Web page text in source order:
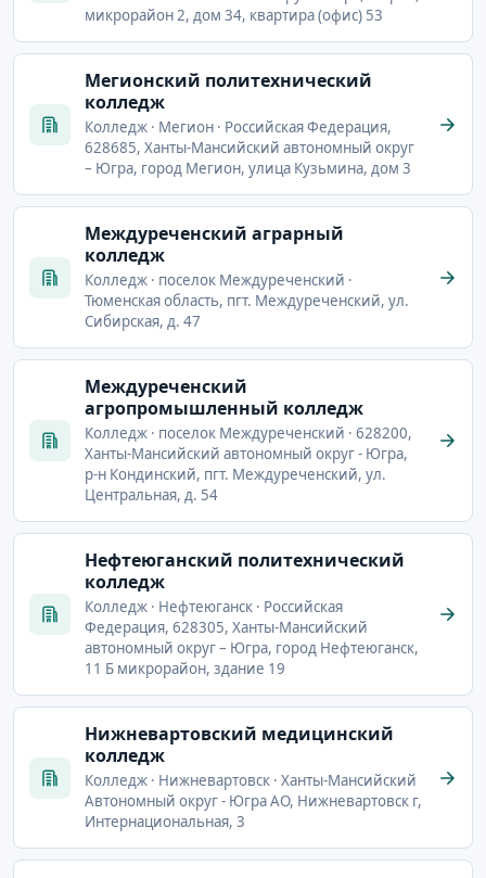
микрорайон 2, дом 34, квартира (офис) 53
Мегионский политехнический
колледж
Колледж · Мегион · Российская Федерация,
628685, Ханты-Мансийский автономный округ
– Югра, город Мегион, улица Кузьмина, дом 3
Междуреченский аграрный
колледж
Колледж · поселок Междуреченский ·
Тюменская область, пгт. Междуреченский, ул.
Сибирская, д. 47
Междуреченский
агропромышленный колледж
Колледж · поселок Междуреченский · 628200,
Ханты-Мансийский автономный округ - Югра,
р-н Кондинский, пгт. Междуреченский, ул.
Центральная, д. 54
Нефтеюганский политехнический
колледж
Колледж · Нефтеюганск · Российская
Федерация, 628305, Ханты-Мансийский
автономный округ – Югра, город Нефтеюганск,
11 Б микрорайон, здание 19
Нижневартовский медицинский
колледж
Колледж · Нижневартовск · Ханты-Мансийский
Автономный округ - Югра АО, Нижневартовск г,
Интернациональная, 3